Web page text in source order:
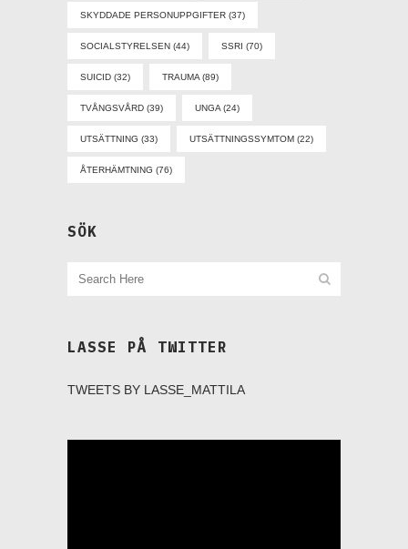
SKYDDADE PERSONUPPGIFTER (37)
SOCIALSTYRELSEN (44) SSRI (70)
SUICID (32) TRAUMA (89)
TVÅNGSVÅRD (39) UNGA (24)
UTSÄTTNING (33) UTSÄTTNINGSSYMTOM (22)
ÅTERHÄMTNING (76)
SÖK
LASSE PÅ TWITTER
TWEETS BY LASSE_MATTILA